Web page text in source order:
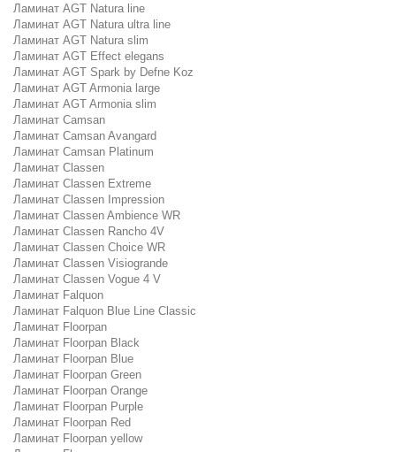
Ламинат AGT Natura line
Ламинат AGT Natura ultra line
Ламинат AGT Natura slim
Ламинат AGT Effect elegans
Ламинат AGT Spark by Defne Koz
Ламинат AGT Armonia large
Ламинат AGT Armonia slim
Ламинат Camsan
Ламинат Camsan Avangard
Ламинат Camsan Platinum
Ламинат Classen
Ламинат Classen Extreme
Ламинат Classen Impression
Ламинат Classen Ambience WR
Ламинат Classen Rancho 4V
Ламинат Classen Choice WR
Ламинат Classen Visiogrande
Ламинат Classen Vogue 4 V
Ламинат Falquon
Ламинат Falquon Blue Line Classic
Ламинат Floorpan
Ламинат Floorpan Black
Ламинат Floorpan Blue
Ламинат Floorpan Green
Ламинат Floorpan Orange
Ламинат Floorpan Purple
Ламинат Floorpan Red
Ламинат Floorpan yellow